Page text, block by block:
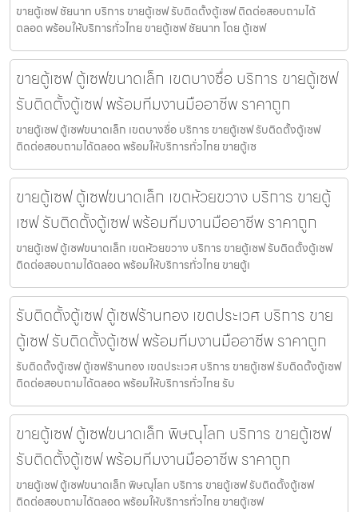
ขายตู้เซฟ ชัยนาท บริการ ขายตู้เซฟ รับติดตั้งตู้เซฟ ติดต่อสอบถามได้
ตลอด พร้อมให้บริการทั่วไทย ขายตู้เซฟ ชัยนาท โดย ตู้เซฟ
ขายตู้เซฟ ตู้เซฟขนาดเล็ก เขตบางซื่อ บริการ ขายตู้เซฟ
รับติดตั้งตู้เซฟ พร้อมทีมงานมืออาชีพ ราคาถูก
ขายตู้เซฟ ตู้เซฟขนาดเล็ก เขตบางซื่อ บริการ ขายตู้เซฟ รับติดตั้งตู้เซฟ
ติดต่อสอบถามได้ตลอด พร้อมให้บริการทั่วไทย ขายตู้เซ
ขายตู้เซฟ ตู้เซฟขนาดเล็ก เขตห้วยขวาง บริการ ขายตู้
เซฟ รับติดตั้งตู้เซฟ พร้อมทีมงานมืออาชีพ ราคาถูก
ขายตู้เซฟ ตู้เซฟขนาดเล็ก เขตห้วยขวาง บริการ ขายตู้เซฟ รับติดตั้งตู้เซฟ
ติดต่อสอบถามได้ตลอด พร้อมให้บริการทั่วไทย ขายตู้เ
รับติดตั้งตู้เซฟ ตู้เซฟร้านทอง เขตประเวศ บริการ ขาย
ตู้เซฟ รับติดตั้งตู้เซฟ พร้อมทีมงานมืออาชีพ ราคาถูก
รับติดตั้งตู้เซฟ ตู้เซฟร้านทอง เขตประเวศ บริการ ขายตู้เซฟ รับติดตั้งตู้เซฟ
ติดต่อสอบถามได้ตลอด พร้อมให้บริการทั่วไทย รับ
ขายตู้เซฟ ตู้เซฟขนาดเล็ก พิษณุโลก บริการ ขายตู้เซฟ
รับติดตั้งตู้เซฟ พร้อมทีมงานมืออาชีพ ราคาถูก
ขายตู้เซฟ ตู้เซฟขนาดเล็ก พิษณุโลก บริการ ขายตู้เซฟ รับติดตั้งตู้เซฟ
ติดต่อสอบถามได้ตลอด พร้อมให้บริการทั่วไทย ขายตู้เซฟ